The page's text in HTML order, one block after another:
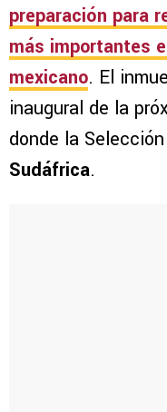
preparación para
más importantes
mexicano. El
inaugural de la
donde la
Sudáfrica.